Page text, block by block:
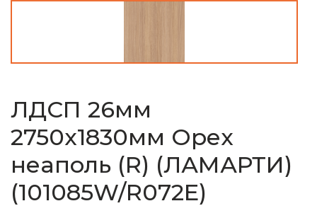
ЛДСП 26мм
2750х1830мм Орех
неаполь (R) (ЛАМАРТИ)
(101085W/R072E)